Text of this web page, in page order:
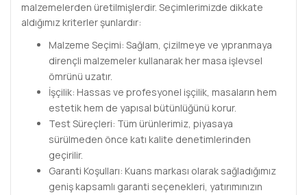
malzemelerden üretilmişlerdir. Seçimlerimizde dikkate
aldığımız kriterler şunlardır:
Malzeme Seçimi: Sağlam, çizilmeye ve yıpranmaya
dirençli malzemeler kullanarak her masa işlevsel
ömrünü uzatır.
İşçilik: Hassas ve profesyonel işçilik, masaların hem
estetik hem de yapısal bütünlüğünü korur.
Test Süreçleri: Tüm ürünlerimiz, piyasaya
sürülmeden önce katı kalite denetimlerinden
geçirilir.
Garanti Koşulları: Kuans markası olarak sağladığımız
geniş kapsamlı garanti seçenekleri, yatırımınızın